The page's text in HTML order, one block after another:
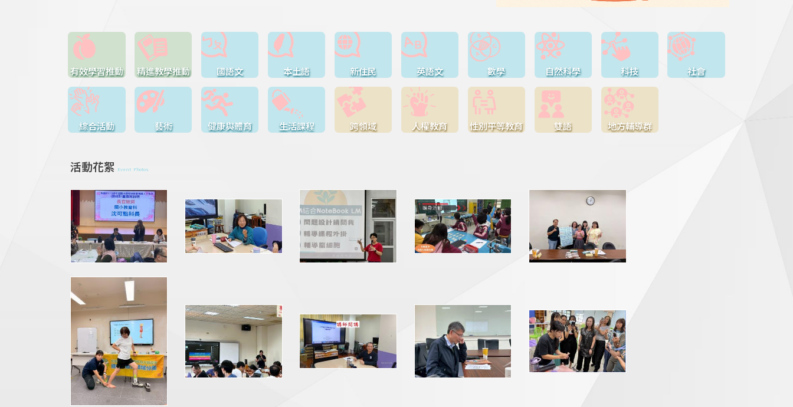
有效學習推動 精進教學推動 國語文 本土語 新住民 英語文 數學 自然科學 科技 社會
綜合活動 藝術 健康與體育 生活課程 跨領域 人權教育 性別平等教育 雙語 地方輔導群
活動花絮 Event Photos